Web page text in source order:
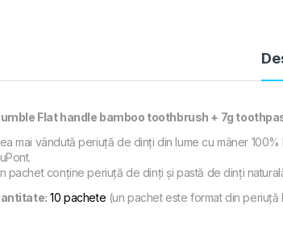
Flat handle bamboo toothbrush + 7g
mai vândută periuță de dinți din lume cu mâner
pachet conține periuță de dinți și pastă de dinți
10 pachete (un pachet este format din